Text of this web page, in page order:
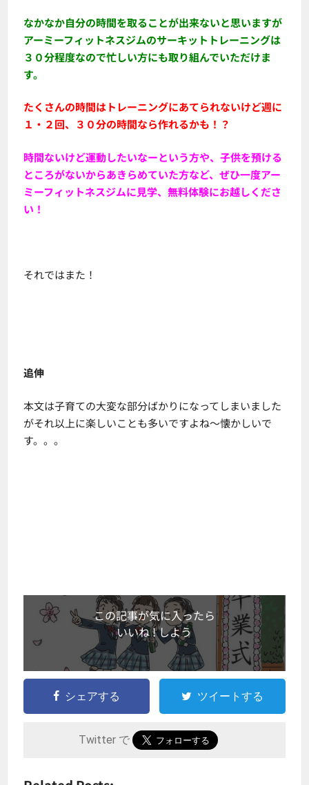
なかなか自分の時間を取ることが出来ないと思いますが
アーミーフィットネスジムのサーキットトレーニングは
３０分程度なので忙しい方にも取り組んでいただけま
す。
たくさんの時間はトレーニングにあてられないけど週に
１・２回、３０分の時間なら作れるかも！？
時間ないけど運動したいなーという方や、子供を預ける
ところがないからあきらめていた方など、ぜひ一度アー
ミーフィットネスジムに見学、無料体験にお越しくださ
い！
それではまた！
追伸
本文は子育ての大変な部分ばかりになってしまいました
がそれ以上に楽しいことも多いですよね～懐かしいで
す。。。
この記事が気に入ったら
いいね ! しよう
シェアする ツイートする
Twitter で